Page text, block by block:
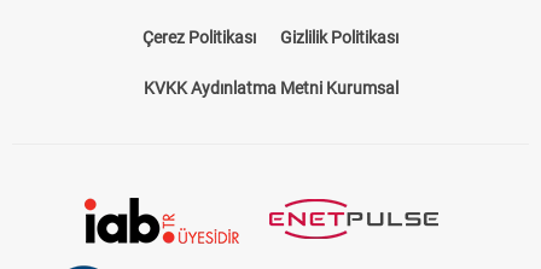
Çerez Politikası Gizlilik Politikası
KVKK Aydınlatma Metni Kurumsal